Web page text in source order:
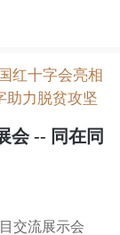
红十字会亮相
助力脱贫攻坚
会 -- 同在同
交流展示会